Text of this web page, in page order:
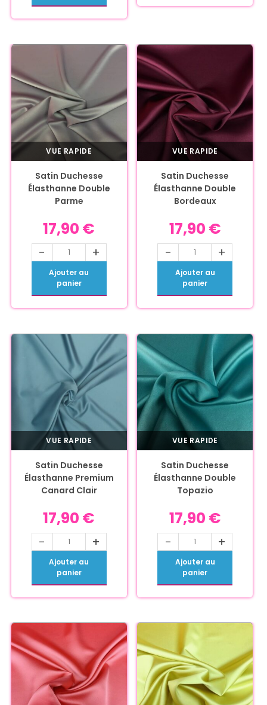
VUE RAPIDE
Satin Duchesse
Élasthanne Double
Parme
17,90 €
- +
Ajouter au
panier
VUE RAPIDE
Satin Duchesse
Élasthanne Double
Bordeaux
17,90 €
- +
Ajouter au
panier
VUE RAPIDE
Satin Duchesse
Élasthanne Premium
Canard Clair
17,90 €
- +
Ajouter au
panier
VUE RAPIDE
Satin Duchesse
Élasthanne Double
Topazio
17,90 €
- +
Ajouter au
panier